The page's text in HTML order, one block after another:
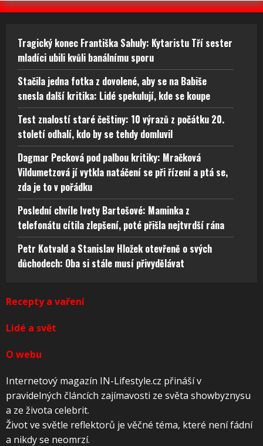
Tragický konec Františka Sahuly: Kytaristu Tří sester
mladíci ubili kvůli banálnímu sporu
Stačila jedna fotka z dovolené, aby se na Babiše
snesla další kritika: Lidé spekulují, kde se koupe
Test znalostí staré češtiny: 10 výrazů z počátku 20.
století odhalí, kdo by se tehdy domluvil
Dagmar Pecková pod palbou kritiky: Mračková
Vildumetzová jí vytkla natáčení se při řízení a ptá se,
zda je to v pořádku
Poslední chvíle Ivety Bartošové: Maminka z
telefonátu cítila zlepšení, poté přišla nejtvrdší rána
Petr Kotvald a Stanislav Hložek otevřeně o svých
důchodech: Oba si stále musí přivydělávat
Recepty a vaření
Lidé a svět
O webu
Internetový magazín IN-Lifestyle.cz přináší v
pravidelných článcích zajímavosti ze světa showbyznysu
a ze života celebrit.
Život ve světle reflektorů je věčné téma, které není fádní
a nikdy se neomrzí.